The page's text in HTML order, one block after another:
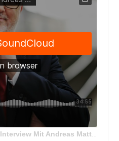
Interview Mit Andreas Matthä, CEO der ÖBB Holding